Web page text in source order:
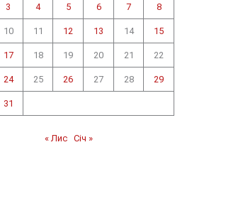
3 4 5 6 7 8
10 11 12 13 14 15
17 18 19 20 21 22
24 25 26 27 28 29
31
« Лис Січ »